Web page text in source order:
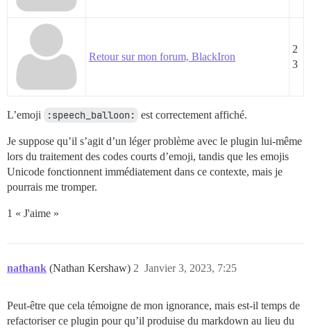
Retour sur mon forum, BlackIron
2
3
L’emoji :speech_balloon: est correctement affiché.
Je suppose qu’il s’agit d’un léger problème avec le plugin lui-même
lors du traitement des codes courts d’emoji, tandis que les emojis
Unicode fonctionnent immédiatement dans ce contexte, mais je
pourrais me tromper.
1 « J'aime »
nathank (Nathan Kershaw) Janvier 3, 2023, 7:25
2
Peut-être que cela témoigne de mon ignorance, mais est-il temps de
refactoriser ce plugin pour qu’il produise du markdown au lieu du